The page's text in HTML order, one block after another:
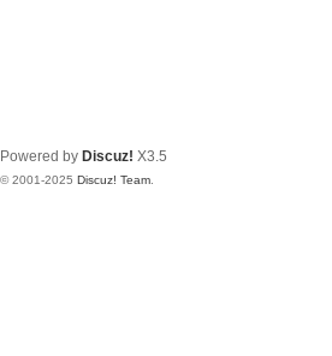
Powered by Discuz! X3.5
© 2001-2025 Discuz! Team